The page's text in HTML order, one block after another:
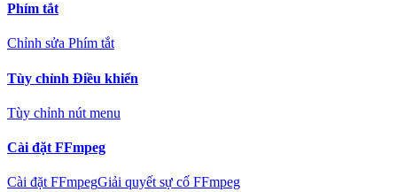
Phím tắt
Chỉnh sửa Phím tắt
Tùy chỉnh Điều khiển
Tùy chỉnh nút menu
Cài đặt FFmpeg
Cài đặt FFmpegGiải quyết sự cố FFmpeg